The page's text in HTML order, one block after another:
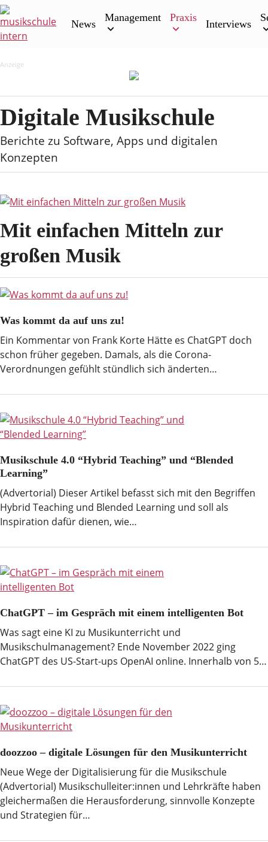
Skip
to
content
News
Management Praxis
Interviews
Anzeige
Digitale Musikschule
Berichte zu Software, Apps und digitalen
Konzepten
Mit einfachen Mitteln zur
großen Musik
Was kommt da auf uns zu!
Ein Kommentar von Frank Korte Hätte es ChatGPT doch
schon früher gegeben. Damals, als die Corona-
Verordnungen gefühlt stündlich sich änderten…
Musikschule 4.0 “Hybrid Teaching” und “Blended
Learning”
(Advertorial) Dieser Artikel befasst sich mit den Begriffen
Hybrid Teaching und Blended Learning und soll als
Inspiration dafür dienen, wie…
ChatGPT – im Gespräch mit einem intelligenten Bot
Was sagt eine KI zu Musikunterricht und
Musikschulmanagement? Ende November 2022 ging
ChatGPT des US-Start-ups OpenAI online. Innerhalb von 5…
doozzoo – digitale Lösungen für den Musikunterricht
Neue Wege der Digitalisierung für die Musikschule
(Advertorial) Musikschulleiter:innen und Lehrkräfte haben
gleichermaßen die Herausforderung, sinnvolle Konzepte
und Strategien für…